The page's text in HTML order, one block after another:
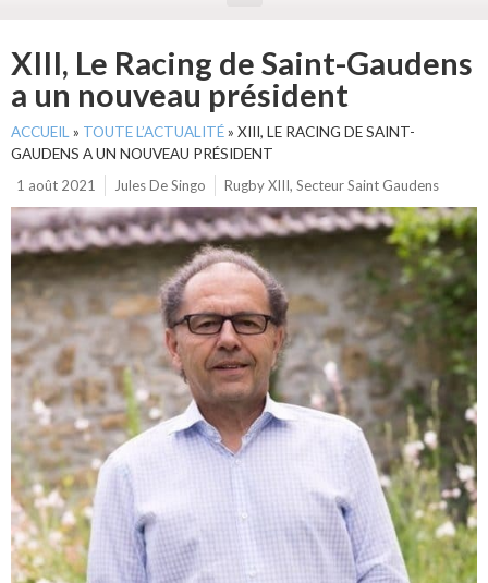
XIII, Le Racing de Saint-Gaudens
a un nouveau président
ACCUEIL » TOUTE L’ACTUALITÉ» XIII, LE RACING DE SAINT-
GAUDENS A UN NOUVEAU PRÉSIDENT
1 août 2021
Jules De Singo Rugby XIII, Secteur Saint Gaudens